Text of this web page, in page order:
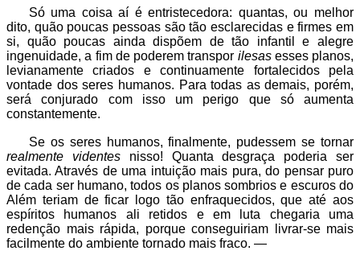
Só uma coisa aí é entristecedora: quantas, ou melhor
dito, quão poucas pessoas são tão esclarecidas e firmes em
si, quão poucas ainda dispõem de tão infantil e alegre
ingenuidade, a fim de poderem transpor ilesas esses planos,
levianamente criados e continuamente fortalecidos pela
vontade dos seres humanos. Para todas as demais, porém,
será conjurado com isso um perigo que só aumenta
constantemente.
Se os seres humanos, finalmente, pudessem se tornar
realmente videntes nisso! Quanta desgraça poderia ser
evitada. Através de uma intuição mais pura, do pensar puro
de cada ser humano, todos os planos sombrios e escuros do
Além teriam de ficar logo tão enfraquecidos, que até aos
espíritos humanos ali retidos e em luta chegaria uma
redenção mais rápida, porque conseguiriam livrar-se mais
facilmente do ambiente tornado mais fraco. —